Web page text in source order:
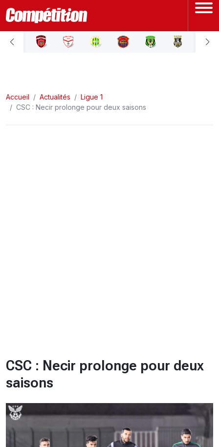
ACCUEIL
LIGUE 2
Accueil Actualités
Ligue 1
CSC : Necir prolonge pour deux saisons
CSC : Necir prolonge pour deux
saisons